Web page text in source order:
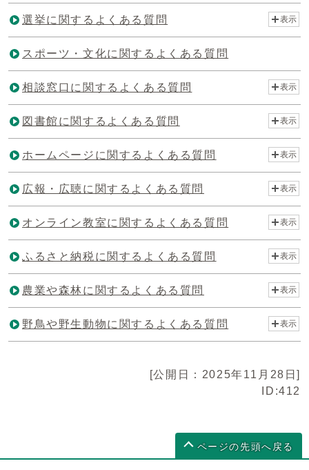
選挙に関するよくある質問 表示
スポーツ・文化に関するよくある質問
相談窓口に関するよくある質問 表示
図書館に関するよくある質問 表示
ホームページに関するよくある質問 表示
広報・広聴に関するよくある質問 表示
オンライン教室に関するよくある質問 表示
ふるさと納税に関するよくある質問 表示
農業や森林に関するよくある質問 表示
野鳥や野生動物に関するよくある質問 表示
[公開日：2025年11月28日]
ID:412
ページの先頭へ戻る